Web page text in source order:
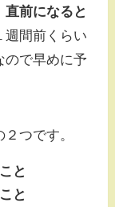
前になると
週間前くらい
ので早めに予
つです。
と
と